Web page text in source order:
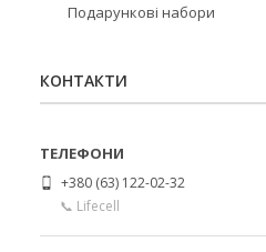
Подарункові набори
КОНТАКТИ
+380 (63) 122-02-32
📞 Lifecell